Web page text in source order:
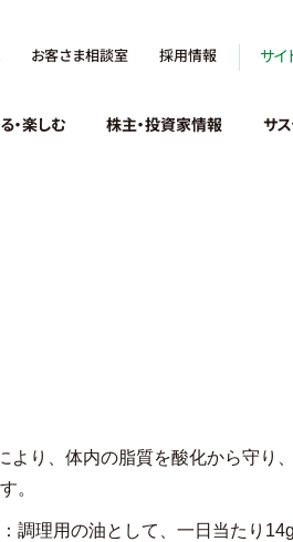
お客さま相談室 採用情報 サイ
・楽しむ 株主・投資家情報 サ
より、体内の脂質を酸化から守り
。
調理用の油として、一日当たり